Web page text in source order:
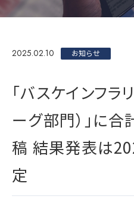
事業紹介
Infroneer AtoZ
ITSUTSU-BOSHI（グルー
B.LEAGUE応援サイト
業績ハイライト
決算説明会資料
IRニュースライブラリー
個人投資家の皆様へ
株主還元・配当性向
統合報告書
トップメッセージ
価値創造プロセス
事業セグメント紹介
ビジネスモデルと競争優位
イニシアチブへの賛同・
環境
コンプライアンスホットラ
各種ポリシー
腐敗防止ポリシー
JP / EN
2025.02.10 お知らせ
「バスケインフラ
ーグ部門）」に
稿 結果発表は
定